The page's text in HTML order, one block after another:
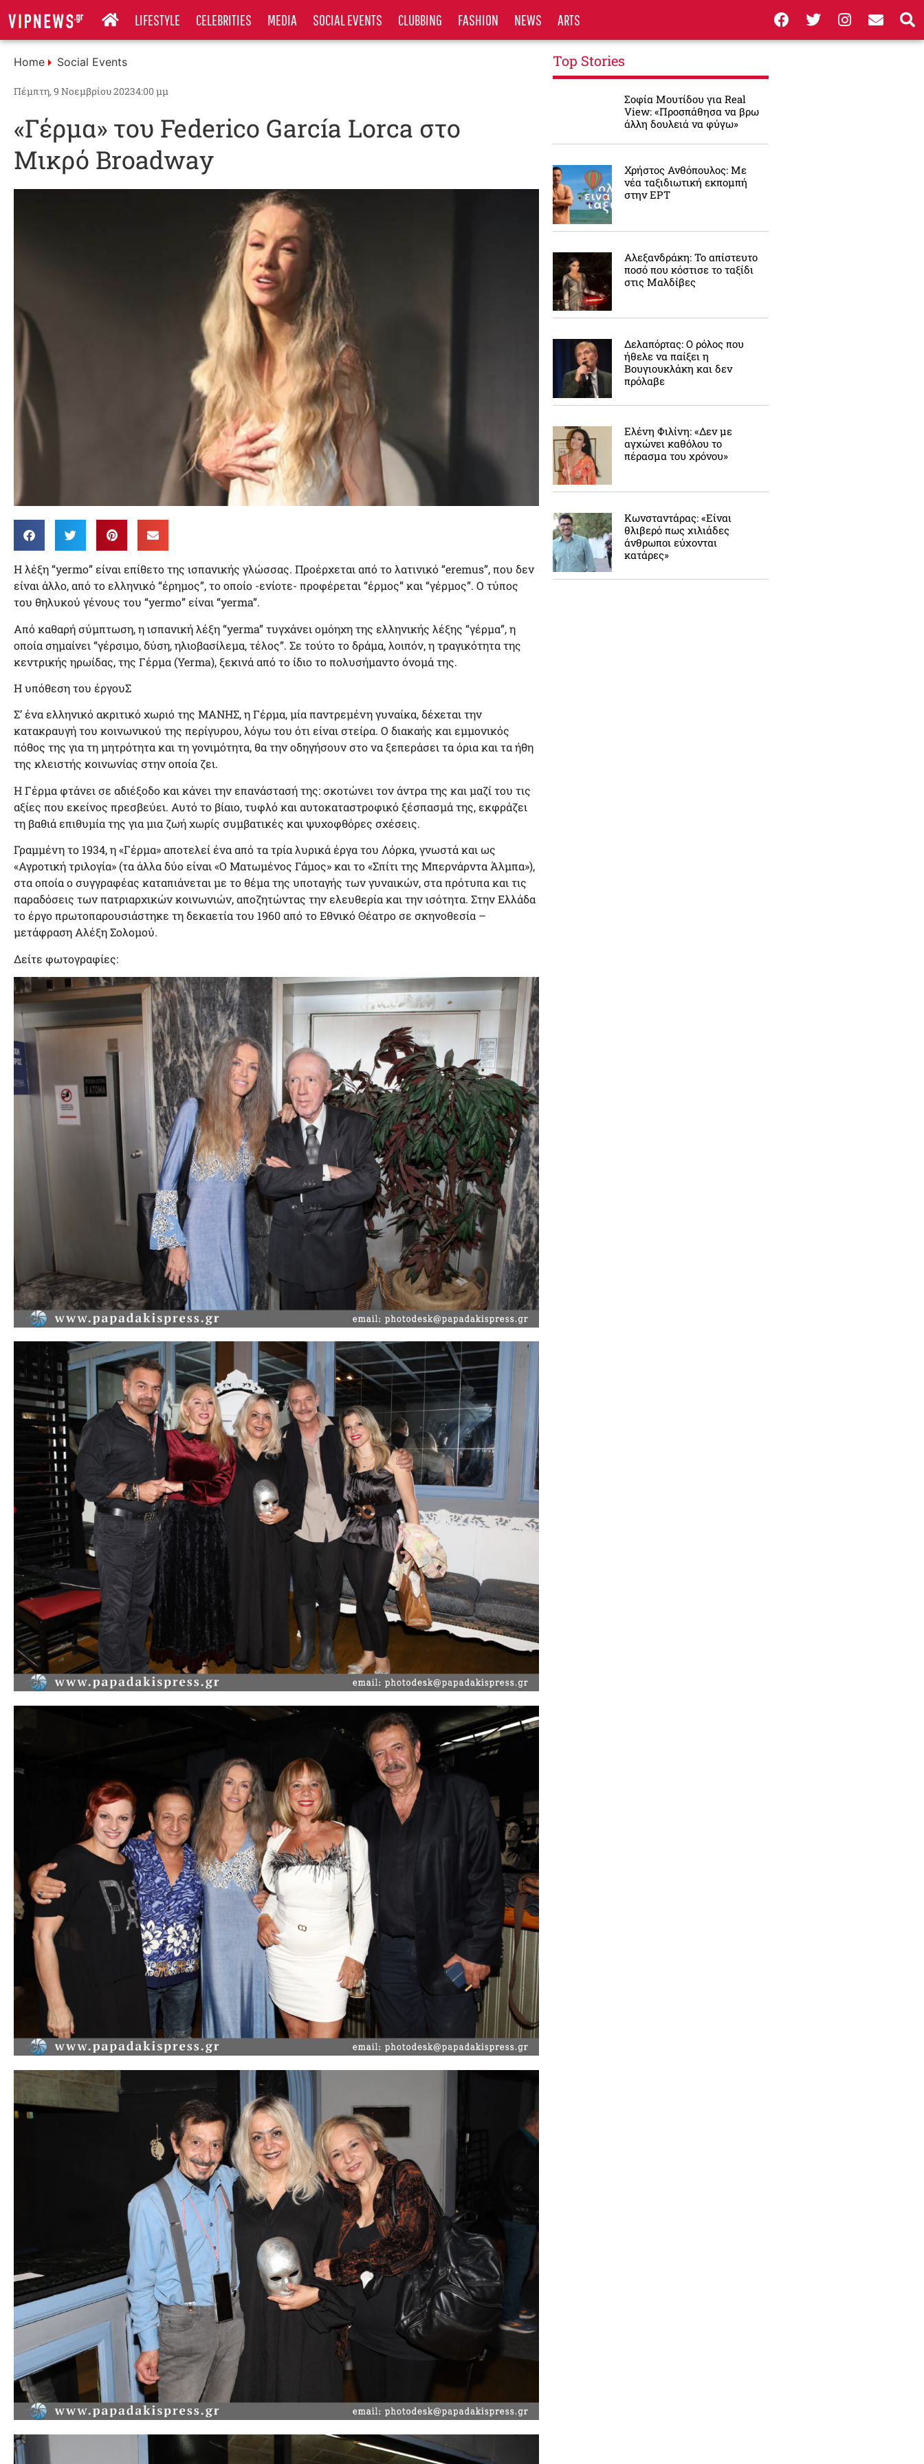
LIFESTYLE CELEBRITIES MEDIA SOCIAL EVENTS CLUBBING FASHION NEWS ARTS
Home Social Events
Πέμπτη, 9 Νοεμβρίου 20234:00 μμ
«Γέρμα» του Federico García Lorca στο
Μικρό Broadway
Η λέξη “yermo” είναι επίθετο της ισπανικής γλώσσας. Προέρχεται από το λατινικό “eremus”, που δεν
είναι άλλο, από το ελληνικό “έρημος”, το οποίο -ενίοτε- προφέρεται “έρμος” και “γέρμος”. Ο τύπος
του θηλυκού γένους του “yermo” είναι “yerma”.
Από καθαρή σύμπτωση, η ισπανική λέξη “yerma” τυγχάνει ομόηχη της ελληνικής λέξης “γέρμα”, η
οποία σημαίνει “γέρσιμο, δύση, ηλιοβασίλεμα, τέλος”. Σε τούτο το δράμα, λοιπόν, η τραγικότητα της
κεντρικής ηρωίδας, της Γέρμα (Yerma), ξεκινά από το ίδιο το πολυσήμαντο όνομά της.
Η υπόθεση του έργουΣ
Σ’ ένα ελληνικό ακριτικό χωριό της ΜΑΝΗΣ, η Γέρμα, μία παντρεμένη γυναίκα, δέχεται την
κατακραυγή του κοινωνικού της περίγυρου, λόγω του ότι είναι στείρα. Ο διακαής και εμμονικός
πόθος της για τη μητρότητα και τη γονιμότητα, θα την οδηγήσουν στο να ξεπεράσει τα όρια και τα ήθη
της κλειστής κοινωνίας στην οποία ζει.
Η Γέρμα φτάνει σε αδιέξοδο και κάνει την επανάστασή της: σκοτώνει τον άντρα της και μαζί του τις
αξίες που εκείνος πρεσβεύει. Αυτό το βίαιο, τυφλό και αυτοκαταστροφικό ξέσπασμά της, εκφράζει
τη βαθιά επιθυμία της για μια ζωή χωρίς συμβατικές και ψυχοφθόρες σχέσεις.
Γραμμένη το 1934, η «Γέρμα» αποτελεί ένα από τα τρία λυρικά έργα του Λόρκα, γνωστά και ως
«Αγροτική τριλογία» (τα άλλα δύο είναι «Ο Ματωμένος Γάμος» και το «Σπίτι της Μπερνάρντα Άλμπα»),
στα οποία ο συγγραφέας καταπιάνεται με το θέμα της υποταγής των γυναικών, στα πρότυπα και τις
παραδόσεις των πατριαρχικών κοινωνιών, αποζητώντας την ελευθερία και την ισότητα. Στην Ελλάδα
το έργο πρωτοπαρουσιάστηκε τη δεκαετία του 1960 από το Εθνικό Θέατρο σε σκηνοθεσία –
μετάφραση Αλέξη Σολομού.
Δείτε φωτογραφίες:
Top Stories
Σοφία Μουτίδου για Real
View: «Προσπάθησα να βρω
άλλη δουλειά να φύγω»
Χρήστος Ανθόπουλος: Με
νέα ταξιδιωτική εκπομπή
στην ΕΡΤ
Αλεξανδράκη: Το απίστευτο
ποσό που κόστισε το ταξίδι
στις Μαλδίβες
Δελαπόρτας: Ο ρόλος που
ήθελε να παίξει η
Βουγιουκλάκη και δεν
πρόλαβε
Ελένη Φιλίνη: «Δεν με
αγχώνει καθόλου το
πέρασμα του χρόνου»
Κωνσταντάρας: «Είναι
θλιβερό πως χιλιάδες
άνθρωποι εύχονται
κατάρες»